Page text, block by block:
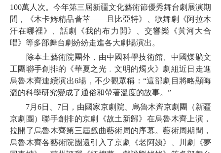
100萬人次。今年第三屆新疆文化藝術節優秀舞台劇展演期
間，《木卡姆精品薈萃——且比亞特》、歌舞劇《阿拉木
汗在哪裡》、話劇《我的布力開》、交響樂《黃河大合
唱》等多部舞台劇紛紛走進各大劇場演出。
除本土藝術院團外，由中國科學技術館、中國煤礦文
工團聯手創排的《華夏之光﹒文明的燭火》劇組近日走進
烏魯木齊連續演出6場，不少觀眾稱：“這部劇目將略顯晦
澀的科學研究變成了通俗和帶著溫度的故事。”
7月6日、7日，由國家京劇院、烏魯木齊京劇團（新疆
京劇團）聯手創排的京劇《故土新歸》在烏魯木齊上演，
拉開了烏魯木齊第三屆戲曲藝術周的序幕。藝術周期間，
烏魯木齊各藝術院團還引入了京劇《老阿姨》、川劇《夢